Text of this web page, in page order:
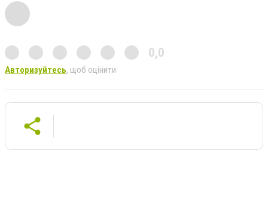
0,0
Авторизуйтесь, щоб оцінити